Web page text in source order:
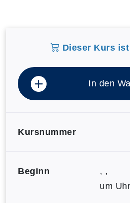
Dieser Kurs
In den
Kursnummer
Beginn
, ,
um Uhr